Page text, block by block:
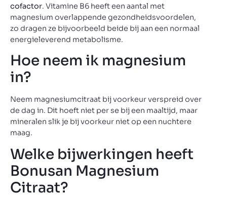
cofactor. Vitamine B6 heeft een aantal met
magnesium overlappende gezondheidsvoordelen,
zo dragen ze bijvoorbeeld beide bij aan een normaal
energieleverend metabolisme.
Hoe neem ik magnesium
in?
Neem magnesiumcitraat bij voorkeur verspreid over
de dag in. Dit hoeft niet per se bij een maaltijd, maar
mineralen slik je bij voorkeur niet op een nuchtere
maag.
Welke bijwerkingen heeft
Bonusan Magnesium
Citraat?